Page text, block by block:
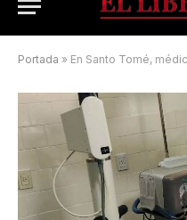
Portada » En Santo Tomé, médicos